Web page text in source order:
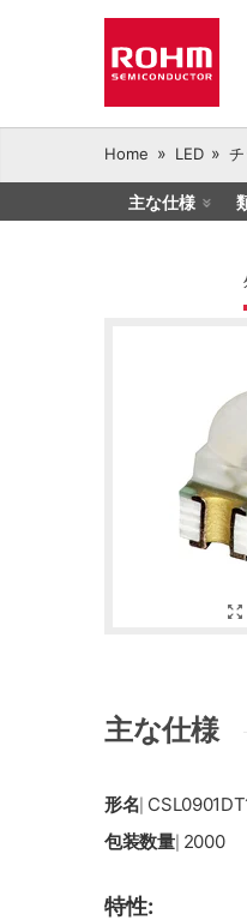
Home LED
主な仕様
主な仕様
形名
包装数量| 2000
特性: